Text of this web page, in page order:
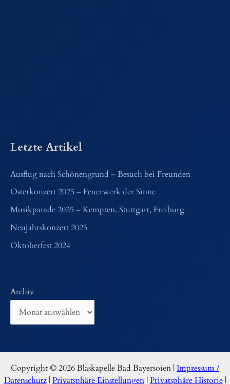
Letzte Artikel
Ausflug nach Schönengrund – Besuch bei Freunden
Osterkonzert 2025 – Feuerwerk der Sinne
Musikparade 2025 – Kempten, Stuttgart, Freiburg
Neujahrskonzert 2025
Oktoberfest 2024
Archiv
Copyright © 2026 Blaskapelle Bad Bayersoien |Impressum /
Datenschutz|Privatsphäre Einstellungen|Privatsphäre Historie|